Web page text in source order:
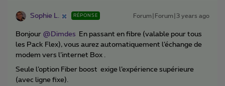
Sophie L. RÉPONSE Forum|Forum|3 years ago
Bonjour @Dimdes En passant en fibre (valable pour tous
les Pack Flex), vous aurez automatiquement l’échange de
modem vers l’internet Box .
Seule l’option Fiber boost exige l’expérience supérieure
(avec ligne fixe).